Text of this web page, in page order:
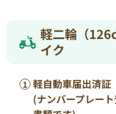
軽二輪（
イク
軽自動車届出済証
(ナンバープレー